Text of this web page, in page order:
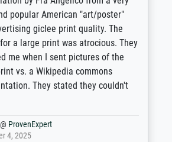
American "art/poster"
giclee print quality. The
large print was atrocious. They
when I sent pictures of the
vs. a Wikipedia commons
They stated they couldn't